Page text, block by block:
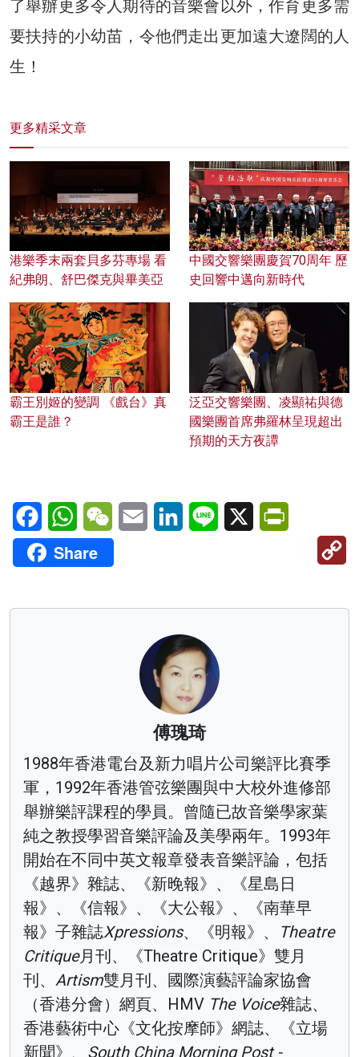
了舉辦更多令人期待的音樂會以外，作育更多需
要扶持的小幼苗，令他們走出更加遠大遼闊的人
生！
更多精采文章
港樂季末兩套貝多芬專場 看
紀弗朗、舒巴傑克與畢美亞
中國交響樂團慶賀70周年 歷
史回響中邁向新時代
霸王別姬的變調 《戲台》真
霸王是誰？
泛亞交響樂團、凌顯祐與德
國樂團首席弗羅林呈現超出
預期的天方夜譚
FacebookWhatsAppWeChatEmail LinkedInLine X
Share
傅瑰琦
1988年香港電台及新力唱片公司樂評比賽季
軍，1992年香港管弦樂團與中大校外進修部
舉辦樂評課程的學員。曾隨已故音樂學家葉
純之教授學習音樂評論及美學兩年。1993年
開始在不同中英文報章發表音樂評論，包括
《越界》雜誌、《新晚報》、《星島日
報》、《信報》、《大公報》、《南華早
報》子雜誌Xpressions、《明報》、
Theatre
Critique月刊、《Theatre Critique》雙月
刊、 Artism雙月刊、國際演藝評論家協會
（香港分會）網頁、HMV The Voice雜誌、
香港藝術中心《文化按摩師》網誌、《立場
新聞》、 South China Morning Post -